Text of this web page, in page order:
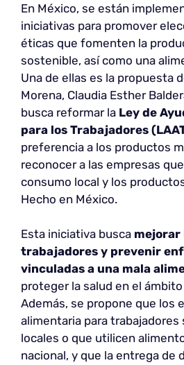
En México, se están
iniciativas para promover
éticas que fomenten la
sostenible, así como una
Una de ellas es la propuesta
Morena, Claudia Esther
busca reformar la Ley de
para los Trabajadores
preferencia a los productos
reconocer a las empresas
consumo local y los
Hecho en México.
Esta iniciativa busca mejorar
trabajadores y prevenir
vinculadas a una mala
proteger la salud en el
Además, se propone que los
alimentaria para trabajadores
locales o que utilicen
nacional, y que la entrega de